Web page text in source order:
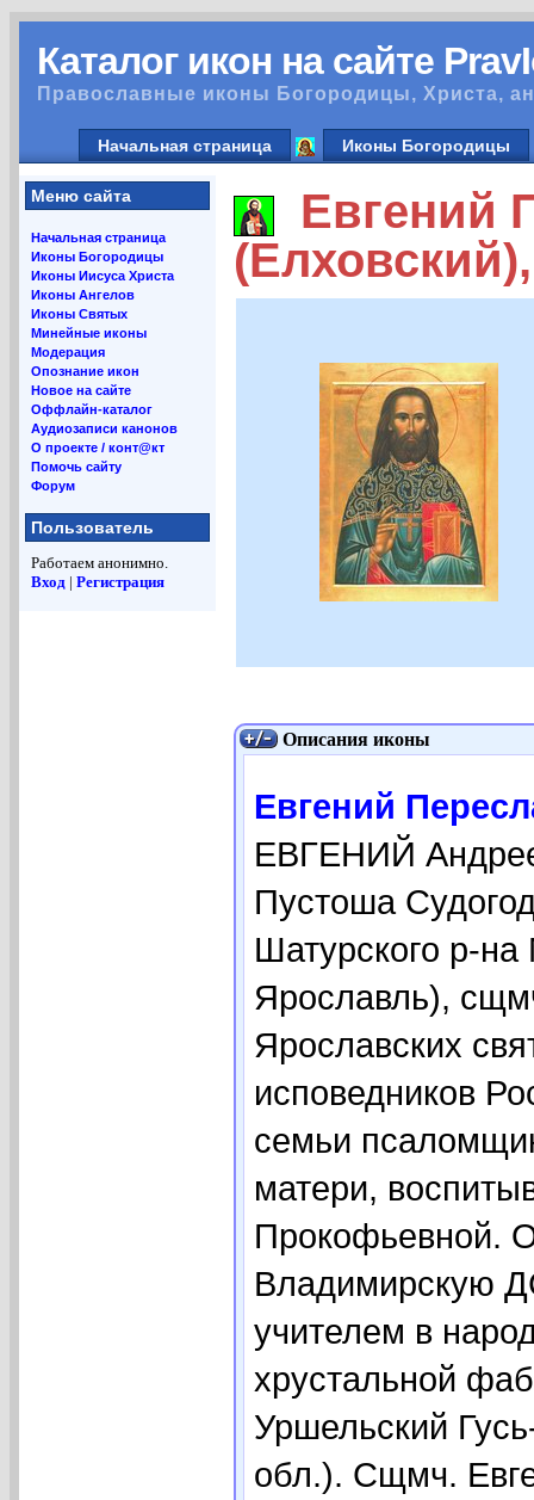
Каталог икон на сайте
Православные иконы Богородицы, Христа,
Начальная страница Иконы Богородицы
Меню сайта
Начальная страница
Иконы Богородицы
Иконы Иисуса Христа
Иконы Ангелов
Иконы Святых
Минейные иконы
Модерация
Опознание икон
Новое на сайте
Оффлайн-каталог
Аудиозаписи канонов
О проекте / конт@кт
Помочь сайту
Форум
Пользователь
Работаем анонимно.
Вход | Регистрация
Евгений
Описания иконы
Евгений
ЕВГЕНИЙ
Пустоша
Шатурского р-
Ярославль),
Ярославских
исповедников
семьи
матери,
Прокофьевной.
Владимирскую
учителем в
хрустальной
Уршельский
обл.). Сщмч.